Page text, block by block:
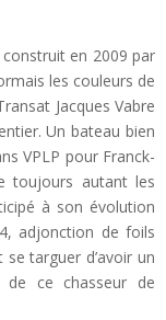
en 2009 par
les couleurs de
Jacques Vabre
Un bateau bien
VPLP pour Franck-
toujours autant les
à son évolution
adjonction de foils
targuer d’avoir un
ce chasseur de